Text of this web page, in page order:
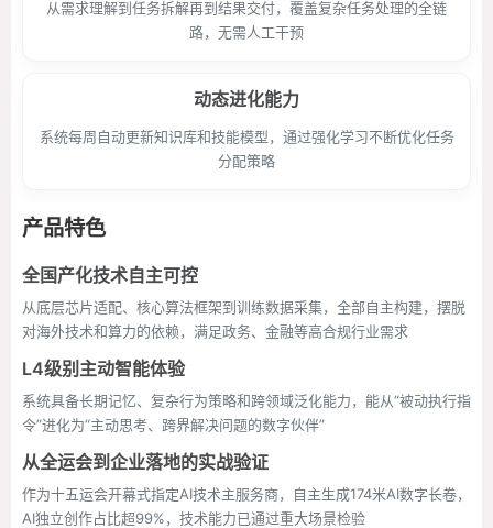
从需求理解到任务拆解再到结果交付，覆盖复杂任务处理的全链
路，无需人工干预
动态进化能力
系统每周自动更新知识库和技能模型，通过强化学习不断优化任务
分配策略
产品特色
全国产化技术自主可控
从底层芯片适配、核心算法框架到训练数据采集，全部自主构建，摆脱
对海外技术和算力的依赖，满足政务、金融等高合规行业需求
L4级别主动智能体验
系统具备长期记忆、复杂行为策略和跨领域泛化能力，能从“被动执行指
令”进化为“主动思考、跨界解决问题的数字伙伴”
从全运会到企业落地的实战验证
作为十五运会开幕式指定AI技术主服务商，自主生成174米AI数字长卷，
AI独立创作占比超99%，技术能力已通过重大场景检验